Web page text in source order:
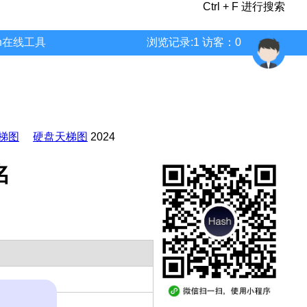
Ctrl + F 进行搜索
线工具 浏览记录:1 访客：0
图 硬盘天梯图 2024